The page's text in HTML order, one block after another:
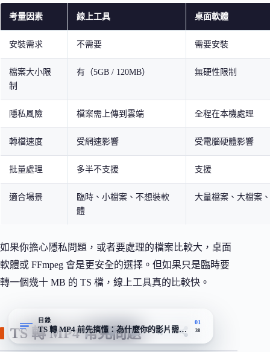
考量因素 線上工具 桌面軟體
安裝需求 不需要 需要安裝
檔案大小限
制
有（5GB / 120MB） 無硬性限制
隱私風險 檔案需上傳到雲端 全程在本機處理
轉檔速度 受網速影響 受電腦硬體影響
批量處理 多半不支援 支援
適合場景
臨時、小檔案、不想裝軟
體
大量檔案、大檔案
如果你擔心隱私問題，或者要處理的檔案比較大，桌面
軟體或 FFmpeg 會是更安全的選擇。但如果只是臨時要
轉一個幾十 MB 的 TS 檔，線上工具真的比較快。
TS 轉 MP4 常見問題
目錄
TS 轉 MP4 前先搞懂：為什麼你的影片需要轉檔？
01
38